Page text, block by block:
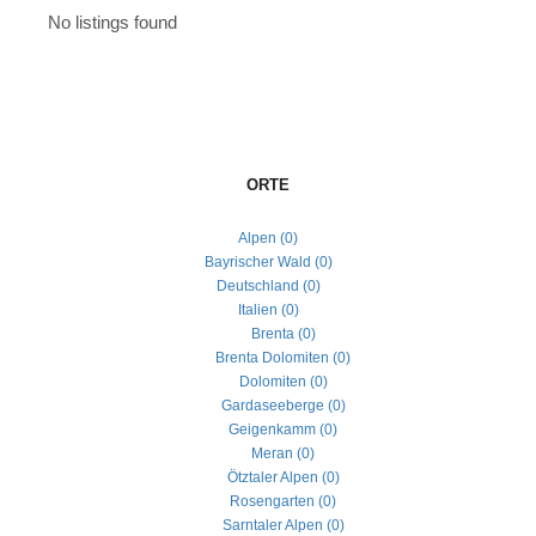
No listings found
ORTE
Alpen (0)
Bayrischer Wald (0)
Deutschland (0)
Italien (0)
Brenta (0)
Brenta Dolomiten (0)
Dolomiten (0)
Gardaseeberge (0)
Geigenkamm (0)
Meran (0)
Ötztaler Alpen (0)
Rosengarten (0)
Sarntaler Alpen (0)